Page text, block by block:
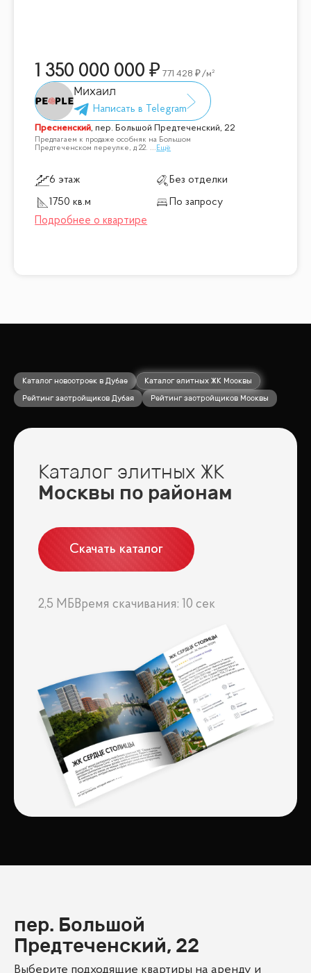
1 350 000 000 771 428 /м²
Михаил
Пресненский,пер. Большой Предтеченский, 22
Предлагаем к продаже особняк на Большом
Предтеченском переулке, д 22. ... Ещё
6 этаж
Без отделки
1750 кв.м
По запросу
Каталог новостроек в Дубае
Каталог элитных ЖК Москвы
Рейтинг застройщиков Дубая
Рейтинг застройщиков Москвы
Каталог элитных ЖК
Москвы по районам
Скачать каталог
2,5 МБ Время скачивания: 10 сек
пер. Большой
Предтеченский, 22
Выберите подходящие квартиры на аренду и